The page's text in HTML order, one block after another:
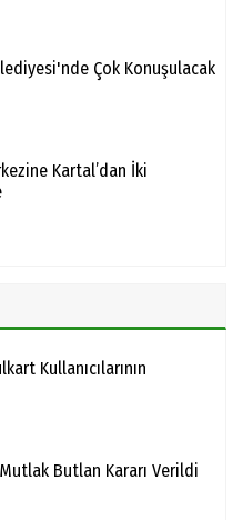
Çok Konuşulacak
Kartal’dan İki
Kullanıcılarının
Mutlak Butlan Kararı Verildi